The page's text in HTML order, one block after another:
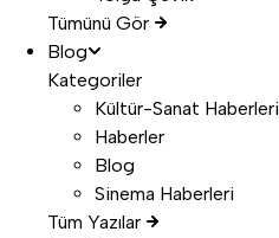
Tümünü Gör
Blog
Kategoriler
Kültür-Sanat Haberleri
Haberler
Blog
Sinema Haberleri
Tüm Yazılar